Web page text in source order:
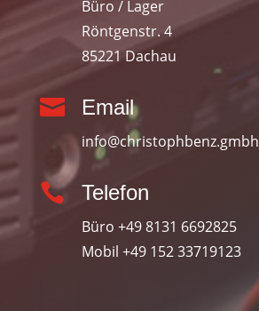
Büro / Lager
Röntgenstr. 4
85221 Dachau
 Email
info@christophbenz.gmbh
 Telefon
Büro +49 8131 6692825
Mobil +49 152 33719123